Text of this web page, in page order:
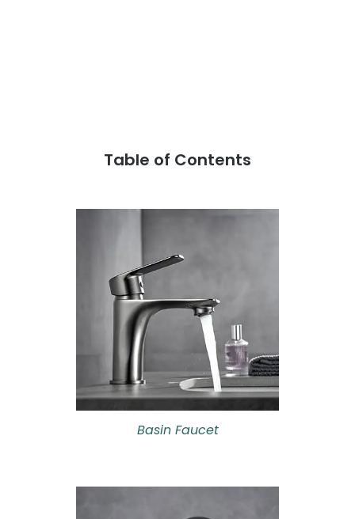
Table of Contents
Basin Faucet